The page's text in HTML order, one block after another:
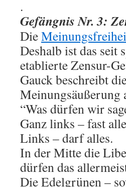
.
Gefängnis Nr. 3:
Die
Deshalb ist das seit
etablierte Zensur-
Gauck beschreibt
Meinungsäußerung
“Was dürfen wir
Ganz links – fast
Links – darf alles.
In der Mitte die
dürfen das
Die Edelgrünen –